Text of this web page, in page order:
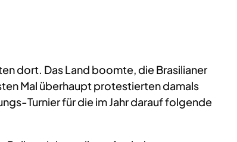
dort. Das Land boomte, die Brasilianer
Mal überhaupt protestierten damals
Turnier für die im Jahr darauf folgende